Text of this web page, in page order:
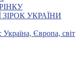
УКРАЇНИ
Європа, світ